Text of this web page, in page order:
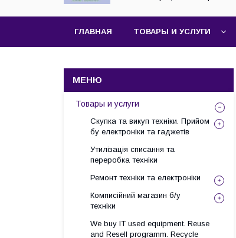
ГЛАВНАЯ ТОВАРЫ И УСЛУГИ
Товары и услуги
Скупка та викуп техніки. Прийом
бу електроніки та гаджетів
Утилізація списання та
переробка техніки
Ремонт техніки та електроніки
Комписійний магазин б/у
техніки
We buy IT used equipment. Reuse
and Resell programm. Recycle